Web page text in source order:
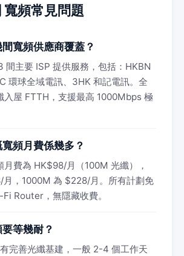
寬頻常見問題
寬頻供應商覆蓋？
間主要 ISP 提供服務，包括：HKBN
環球全域電訊、3HK 和記電訊。全
入屋 FTTH，支援最高 1000Mbps 極
頻月費係幾多？
月費為 HK$98/月（100M 光纖），
，1000M 為 $228/月。所有計劃免
Router，無隱藏收費。
等幾耐？
完善光纖基建，一般 2-4 個工作天